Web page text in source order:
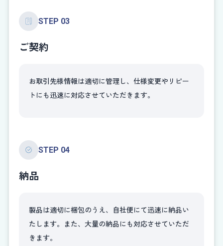
STEP 03
ご契約
お取引先様情報は適切に管理し、仕様変更やリピー
トにも迅速に対応させていただきます。
STEP 04
納品
製品は適切に梱包のうえ、自社便にて迅速に納品い
たします。また、大量の納品にも対応させていただ
きます。